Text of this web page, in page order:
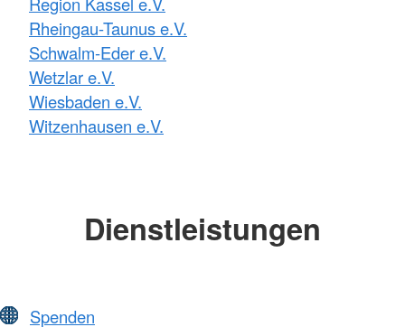
Rheingau-Taunus e.V.
Schwalm-Eder e.V.
Wetzlar e.V.
Wiesbaden e.V.
Witzenhausen e.V.
Dienstleistungen
Spenden